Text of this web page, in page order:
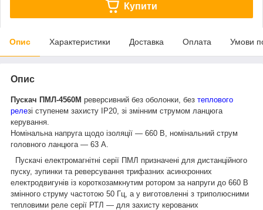
Купити
Опис Характеристики Доставка Оплата Умови
Опис
Пускач ПМЛ-4560М реверсивний без оболонки, без теплового
релезі ступенем захисту IP20, зі змінним струмом ланцюга
керування.
Номінальна напруга щодо ізоляції — 660 В, номінальний струм
головного ланцюга — 63 А.
Пускачі електромагнітні серії ПМЛ призначені для дистанційного
пуску, зупинки та реверсування трифазних асинхронних
електродвигунів із короткозамкнутим ротором за напруги до 660 В
змінного струму частотою 50 Гц, а у виготовленні з триполюсними
тепловими реле серії РТЛ — для захисту керованих